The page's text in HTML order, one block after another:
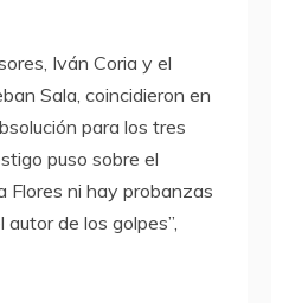
Iván Coria y el
Sala, coincidieron en
para los tres
puso sobre el
Flores ni hay probanzas
de los golpes”,